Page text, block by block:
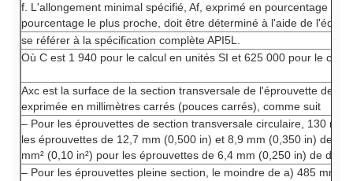
f. L'allongement minimal spécifié, Af, exprimé en pourcentage et
pourcentage le plus proche, doit être déterminé à l'aide de
se référer à la spécification complète API5L.
Où C est 1 940 pour le calcul en unités SI et 625 000 pour le
Axc est la surface de la section transversale de l'éprouvette de
exprimée en millimètres carrés (pouces carrés), comme suit
– Pour les éprouvettes de section transversale circulaire, 130
les éprouvettes de 12,7 mm (0,500 in) et 8,9 mm (0,350 in) de
mm² (0,10 in²) pour les éprouvettes de 6,4 mm (0,250 in) de
– Pour les éprouvettes pleine section, le moindre de a) 485 mm²